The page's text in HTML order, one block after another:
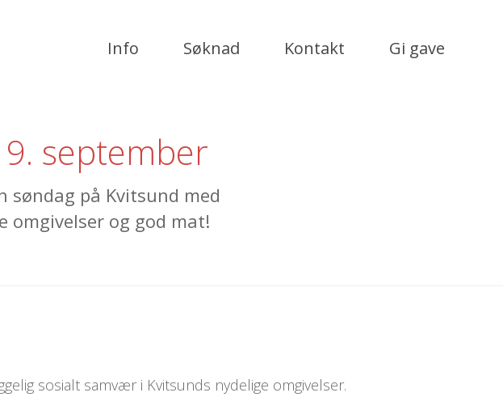
Info Søknad Kontakt Gi gave
september
søndag på Kvitsund med
omgivelser og god mat!
sosialt samvær i Kvitsunds nydelige omgivelser.